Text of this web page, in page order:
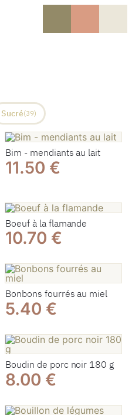
Sucré(39)
Bim - mendiants au lait
11.50 €
Boeuf à la flamande
10.70 €
Bonbons fourrés au miel
5.40 €
Boudin de porc noir 180 g
8.00 €